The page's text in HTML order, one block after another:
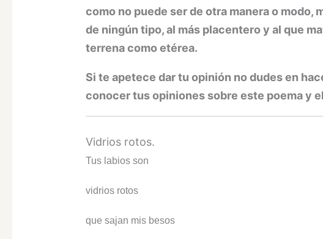
como no puede ser de otra manera o modo,
de ningún tipo, al más placentero y al que
terrena como etérea.
Si te apetece dar tu opinión no dudes en
conocer tus opiniones sobre este poema y
Vidrios rotos.
Tus labios son
vidrios rotos
que sajan mis besos